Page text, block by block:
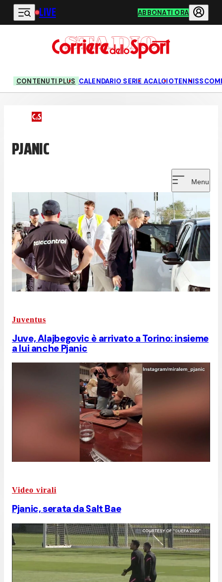
Vai al contenuto principale
LIVE ABBONATI ORA
CONTENUTI PLUS CALENDARIO SERIE ACALCIOTENNIS
PJANIC
Menu
Juventus
Juve, Alajbegovic è arrivato a Torino: insieme
a lui anche Pjanic
Video virali
Pjanic, serata da Salt Bae